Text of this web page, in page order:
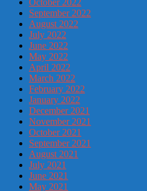
October 2022
September 2022
August 2022
July 2022
June 2022
May 2022
April 2022
March 2022
February 2022
January 2022
December 2021
November 2021
October 2021
September 2021
August 2021
July 2021
June 2021
May 2021